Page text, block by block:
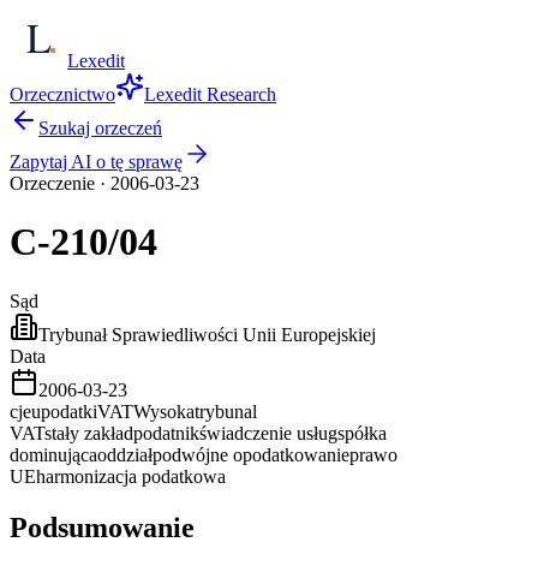
Lexedit
Orzecznictwo
Lexedit Research
Szukaj orzeczeń
Zapytaj AI o tę sprawę
Orzeczenie · 2006-03-23
C-210/04
Sąd
Trybunał Sprawiedliwości Unii Europejskiej
Data
2006-03-23
cjeupodatkiVATWysokatrybunal
VATstały zakładpodatnikświadczenie usługspółka
dominującaoddziałpodwójne opodatkowanieprawo
UEharmonizacja podatkowa
Podsumowanie